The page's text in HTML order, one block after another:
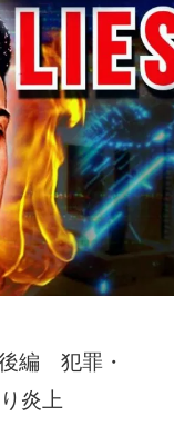
編 犯罪・
炎上